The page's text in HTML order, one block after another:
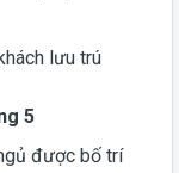
lưu trú
5
được bố trí